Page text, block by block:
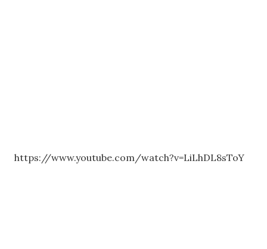
https://www.youtube.com/watch?v=LiLhDL8sToY